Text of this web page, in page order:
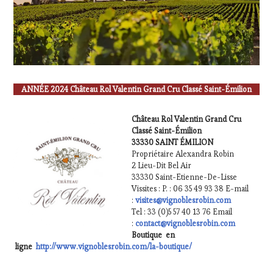
ANNÉE 2024Château Rol Valentin Grand Cru Classé Saint-Émilion
Château Rol Valentin Grand Cru
Classé Saint-Émilion
33330 SAINT ÉMILION
Propriétaire Alexandra Robin
2 Lieu-Dit Bel Air
33330 Saint-Etienne-De-Lisse
Vissites : P. : 06 35 49 93 38 E-mail
:visites@vignoblesrobin.com
Tel : 33 (0)5 57 40 13 76 Email
: contact@vignoblesrobin.com
Boutique en
ligne http://www.vignoblesrobin.com/la-boutique/